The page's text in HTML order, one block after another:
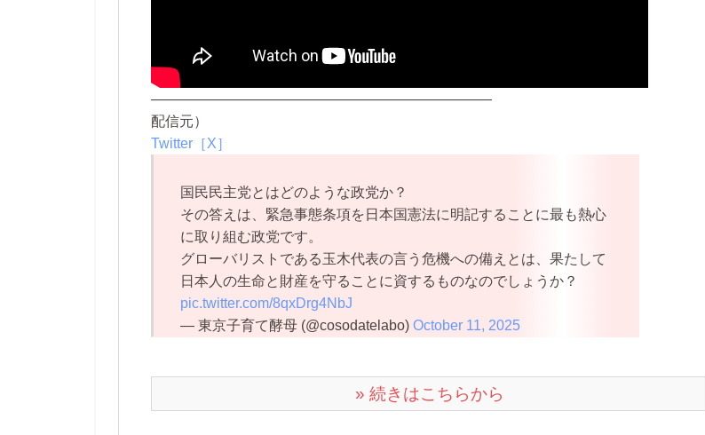
————————————————————————
配信元）
Twitter［X］
国民民主党とはどのような政党か？
その答えは、緊急事態条項を日本国憲法に明記することに最も熱心
に取り組む政党です。
グローバリストである玉木代表の言う危機への備えとは、果たして
日本人の生命と財産を守ることに資するものなのでしょうか？
pic.twitter.com/8qxDrg4NbJ
— 東京子育て酵母 (@cosodatelabo) October 11, 2025
» 続きはこちらから